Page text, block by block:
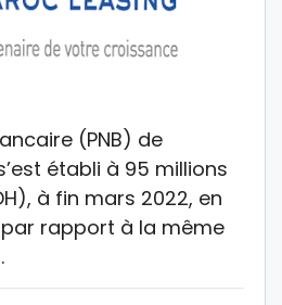
(PNB) de
établi à 95 millions
à fin mars 2022, en
par rapport à la même